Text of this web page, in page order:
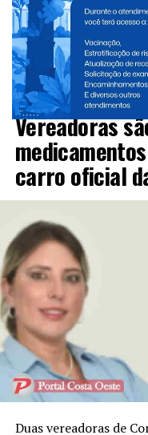
PARANÁ
Vereadoras
carro oficial
Duas vereadoras de